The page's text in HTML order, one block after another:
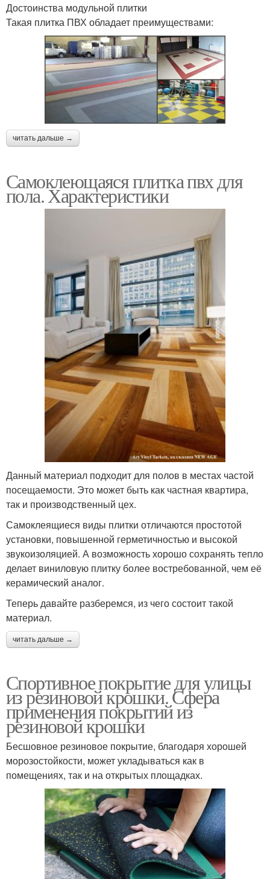
Бесшовные покрытия
Достоинства модульной плитки
Такая плитка ПВХ обладает преимуществами:
читать дальше →
Самоклеющаяся плитка пвх для
пола. Характеристики
Данный материал подходит для полов в местах частой
посещаемости. Это может быть как частная квартира,
так и производственный цех.
Самоклеящиеся виды плитки отличаются простотой
установки, повышенной герметичностью и высокой
звукоизоляцией. А возможность хорошо сохранять тепло
делает виниловую плитку более востребованной, чем её
керамический аналог.
Теперь давайте разберемся, из чего состоит такой
материал.
читать дальше →
Спортивное покрытие для улицы
из резиновой крошки. Сфера
применения покрытий из
резиновой крошки
Бесшовное резиновое покрытие, благодаря хорошей
морозостойкости, может укладываться как в
помещениях, так и на открытых площадках.